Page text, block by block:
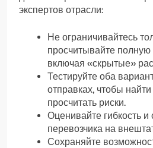
экспертов отрасли:
Не ограничивайтесь
просчитывайте полную
включая «скрытые»
Тестируйте оба
отправках, чтобы
просчитать риски.
Оценивайте гибкость и
перевозчика на
Сохраняйте